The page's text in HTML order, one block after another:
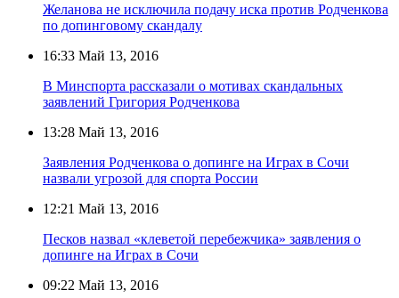
Желанова не исключила подачу иска против Родченкова
по допинговому скандалу
16:33 Май 13, 2016
В Минспорта рассказали о мотивах скандальных
заявлений Григория Родченкова
13:28 Май 13, 2016
Заявления Родченкова о допинге на Играх в Сочи
назвали угрозой для спорта России
12:21 Май 13, 2016
Песков назвал «клеветой перебежчика» заявления о
допинге на Играх в Сочи
09:22 Май 13, 2016